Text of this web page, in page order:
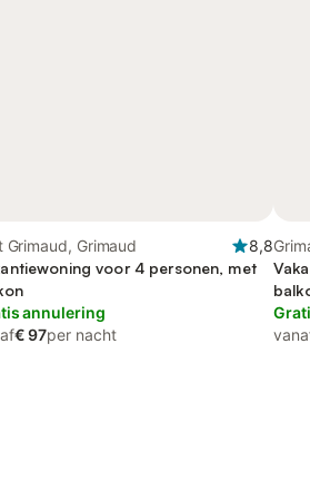
Grimaud, Grimaud
8,8
voor 4 personen, met
annulering
€ 97per nacht